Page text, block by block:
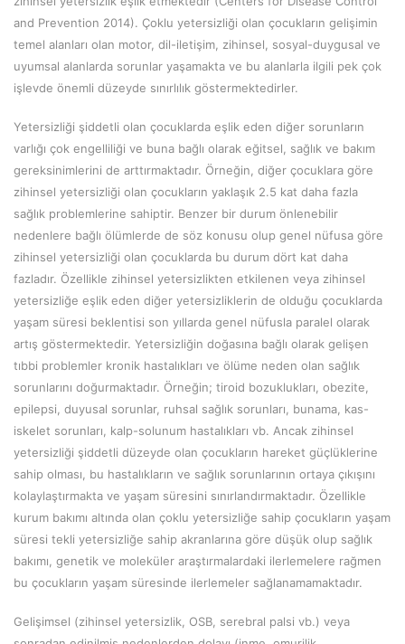
and Prevention 2014). Çoklu yetersizliği olan çocukların gelişimin
temel alanları olan motor, dil-iletişim, zihinsel, sosyal-duygusal ve
uyumsal alanlarda sorunlar yaşamakta ve bu alanlarla ilgili pek çok
işlevde önemli düzeyde sınırlılık göstermektedirler.
Yetersizliği şiddetli olan çocuklarda eşlik eden diğer sorunların
varlığı çok engelliliği ve buna bağlı olarak eğitsel, sağlık ve bakım
gereksinimlerini de arttırmaktadır. Örneğin, diğer çocuklara göre
zihinsel yetersizliği olan çocukların yaklaşık 2.5 kat daha fazla
sağlık problemlerine sahiptir. Benzer bir durum önlenebilir
nedenlere bağlı ölümlerde de söz konusu olup genel nüfusa göre
zihinsel yetersizliği olan çocuklarda bu durum dört kat daha
fazladır. Özellikle zihinsel yetersizlikten etkilenen veya zihinsel
yetersizliğe eşlik eden diğer yetersizliklerin de olduğu çocuklarda
yaşam süresi beklentisi son yıllarda genel nüfusla paralel olarak
artış göstermektedir. Yetersizliğin doğasına bağlı olarak gelişen
tıbbi problemler kronik hastalıkları ve ölüme neden olan sağlık
sorunlarını doğurmaktadır. Örneğin; tiroid bozuklukları, obezite,
epilepsi, duyusal sorunlar, ruhsal sağlık sorunları, bunama, kas-
iskelet sorunları, kalp-solunum hastalıkları vb. Ancak zihinsel
yetersizliği şiddetli düzeyde olan çocukların hareket güçlüklerine
sahip olması, bu hastalıkların ve sağlık sorunlarının ortaya çıkışını
kolaylaştırmakta ve yaşam süresini sınırlandırmaktadır. Özellikle
kurum bakımı altında olan çoklu yetersizliğe sahip çocukların yaşam
süresi tekli yetersizliğe sahip akranlarına göre düşük olup sağlık
bakımı, genetik ve moleküler araştırmalardaki ilerlemelere rağmen
bu çocukların yaşam süresinde ilerlemeler sağlanamamaktadır.
Gelişimsel (zihinsel yetersizlik, OSB, serebral palsi vb.) veya